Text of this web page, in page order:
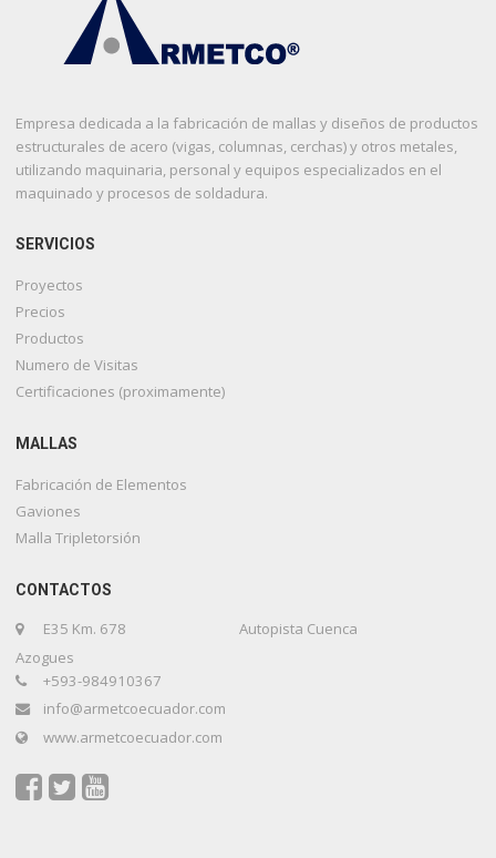
Empresa dedicada a la fabricación de mallas y diseños de productos
estructurales de acero (vigas, columnas, cerchas) y otros metales,
utilizando maquinaria, personal y equipos especializados en el
maquinado y procesos de soldadura.
SERVICIOS
Proyectos
Precios
Productos
Numero de Visitas
Certificaciones (proximamente)
MALLAS
Fabricación de Elementos
Gaviones
Malla Tripletorsión
CONTACTOS
E35 Km. 678 Autopista Cuenca
Azogues
+593-984910367
info@armetcoecuador.com
www.armetcoecuador.com